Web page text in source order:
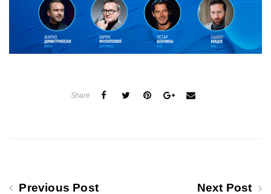
Share
Previous Post Next Post